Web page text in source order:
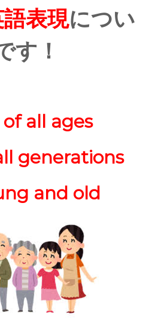
表現につい
す！
all ages
generations
and old